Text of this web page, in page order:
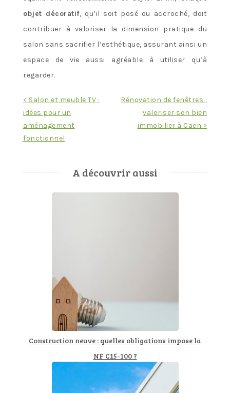
objet décoratif, qu’il soit posé ou accroché, doit
contribuer à valoriser la dimension pratique du
salon sans sacrifier l’esthétique, assurant ainsi un
espace de vie aussi agréable à utiliser qu’à
regarder.
Navigation
l’article
< Salon et meuble TV :
idées pour un
aménagement
fonctionnel
Rénovation de fenêtres :
valoriser son bien
immobilier à Caen >
A découvrir aussi
Construction neuve : quelles obligations impose la
NF C15-100 ?